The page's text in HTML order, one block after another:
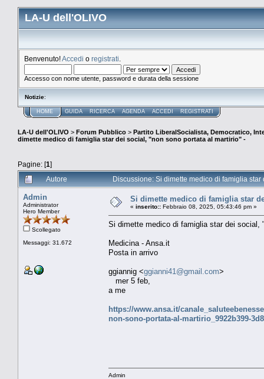
LA-U dell'OLIVO
Benvenuto!Accedi o registrati
Accesso con nome utente, password e durata della sessione
Notizie:
HOME GUIDA RICERCA AGENDA ACCEDI REGISTRATI
LA-U dell'OLIVO > Forum Pubblico > Partito LiberalSocialista, Democratico,
dimette medico di famiglia star dei social, "non sono portata al martirio" -
Pagine: [1]
Autore
Discussione: Si dimette medico di famiglia
Admin
Administrator
Hero Member
Scollegato
Messaggi: 31.672
Si dimette medico di famiglia star
« inserito:: Febbraio 08, 2025, 05:43:46 pm »
Si dimette medico di famiglia star dei social,
Medicina - Ansa.it
Posta in arrivo
ggiannig <ggianni41@gmail.com>
mer 5 feb,
a me
https://www.ansa.it/
non-sono-portata-al-martirio_9922b399-
Admin